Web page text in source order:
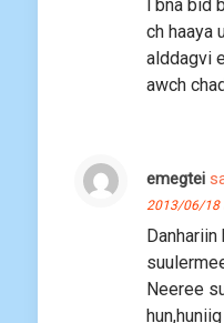
l bna bid
ch haaya
alddagvi
awch
emegtei
2013/06/18
Neeree